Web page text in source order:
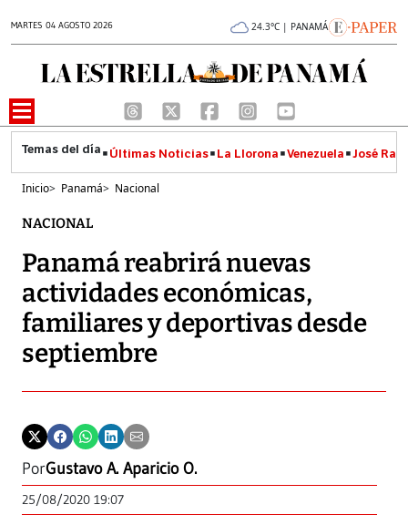
MARTES 04 AGOSTO 2026 24.3°C | PANAMÁ
Últimas Noticias La Llorona Venezuela José
Inicio> Panamá> Nacional
NACIONAL
Panamá reabrirá nuevas
actividades económicas,
familiares y deportivas desde
septiembre
PorGustavo A. Aparicio O.
25/08/2020 19:07